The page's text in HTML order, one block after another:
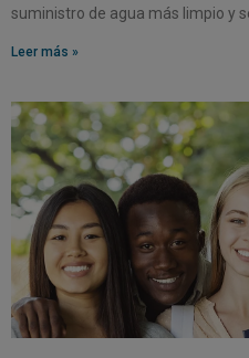
suministro de agua más limpio y
Leer más »